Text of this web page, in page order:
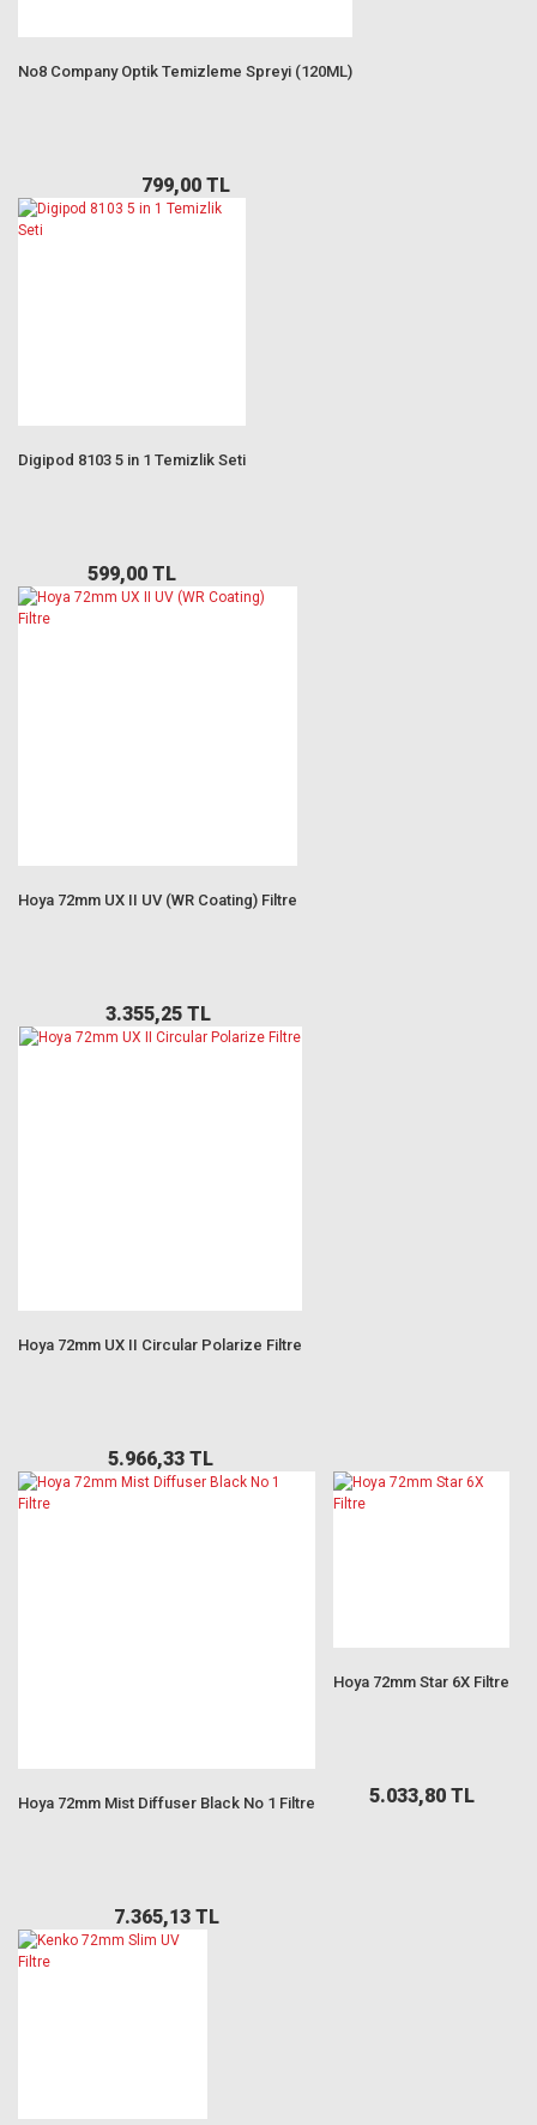
No8 Company Optik Temizleme Spreyi (120ML)
799,00 TL
Digipod 8103 5 in 1 Temizlik Seti
599,00 TL
Hoya 72mm UX II UV (WR Coating) Filtre
3.355,25 TL
Hoya 72mm UX II Circular Polarize Filtre
5.966,33 TL
Hoya 72mm Mist Diffuser Black No 1 Filtre
7.365,13 TL
Hoya 72mm Star 6X Filtre
5.033,80 TL